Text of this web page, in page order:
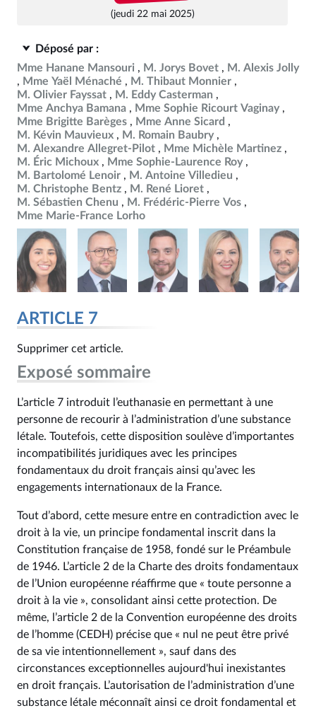
(jeudi 22 mai 2025)
Déposé par :
Mme Hanane Mansouri
M. Jorys Bovet
M. Alexis Jolly
Mme Yaël Ménaché
M. Thibaut Monnier
M. Olivier Fayssat
M. Eddy Casterman
Mme Anchya Bamana
Mme Sophie Ricourt Vaginay
Mme Brigitte Barèges
Mme Anne Sicard
M. Kévin Mauvieux
M. Romain Baubry
M. Alexandre Allegret-Pilot
Mme Michèle Martinez
M. Éric Michoux
Mme Sophie-Laurence Roy
M. Bartolomé Lenoir
M. Antoine Villedieu
M. Christophe Bentz
M. René Lioret
M. Sébastien Chenu
M. Frédéric-Pierre Vos
Mme Marie-France Lorho
ARTICLE 7
Supprimer cet article.
Exposé sommaire
L’article 7 introduit l’euthanasie en permettant à une
personne de recourir à l’administration d’une substance
létale. Toutefois, cette disposition soulève d’importantes
incompatibilités juridiques avec les principes
fondamentaux du droit français ainsi qu’avec les
engagements internationaux de la France.
Tout d’abord, cette mesure entre en contradiction avec le
droit à la vie, un principe fondamental inscrit dans la
Constitution française de 1958, fondé sur le Préambule
de 1946. L’article 2 de la Charte des droits fondamentaux
de l’Union européenne réaffirme que « toute personne a
droit à la vie », consolidant ainsi cette protection. De
même, l’article 2 de la Convention européenne des droits
de l’homme (CEDH) précise que « nul ne peut être privé
de sa vie intentionnellement », sauf dans des
circonstances exceptionnelles aujourd'hui inexistantes
en droit français. L’autorisation de l’administration d’une
substance létale méconnaît ainsi ce droit fondamental et